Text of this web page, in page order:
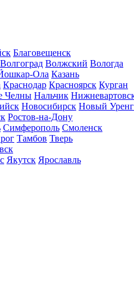
Благовещенск
Волгоград Волжский Вологда
Ола Казань
Краснодар Красноярск Курган
Челны Нальчик
Новосибирск Новый
Ростов-на-Дону
Симферополь Смоленск
Тамбов Тверь
Якутск Ярославль